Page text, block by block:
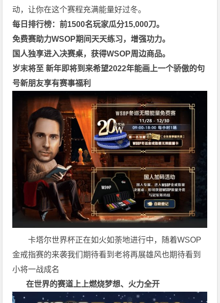
动，让你在这个赛程充满能量好过冬。
每日排行榜：前1500名玩家瓜分15,000刀。
免费赛助力WSOP期间天天练习，增强功力。
国人独享进入决赛桌，获得WSOP周边商品。
岁末将至 新年即将到来希望2022年能画上一个骄傲的句
号新朋友享有赛事福利
卡塔尔世界杯正在如火如荼地进行中，随着WSOP
金戒指赛的来袭我们期待看到老将再展雄风也期待看到
小将一战成名
在世界的赛道上上燃烧梦想、火力全开